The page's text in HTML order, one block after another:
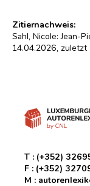
Zitiernachweis:
Sahl, Nicole: Jean-
14.04.2026, zuletzt
T : (+352)
F : (+352)
M :